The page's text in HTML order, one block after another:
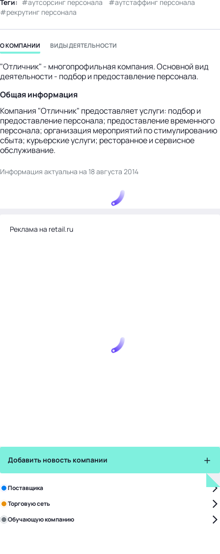
бизнес-центр
Теги: аутсорсинг персонала
аутстаффинг персонала
рекрутинг персонала
О КОМПАНИИ ВИДЫ ДЕЯТЕЛЬНОСТИ
"Отличник" - многопрофильная компания. Основной вид
деятельности - подбор и предоставление персонала.
Общая информация
Компания "Отличник" предоставляет услуги: подбор и
предоставление персонала; предоставление временного
персонала; организация мероприятий по стимулированию
сбыта; курьерские услуги; ресторанное и сервисное
обслуживание.
Информация актуальна на 18 августа 2014
Реклама на retail.ru
Добавить новость компании
Зарегистрируйте в бизнес-центре:
Поставщика
Торговую сеть
Обучающую компанию